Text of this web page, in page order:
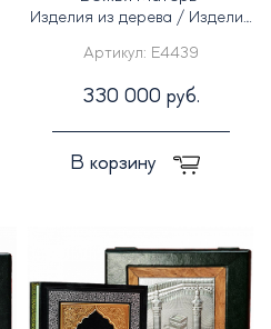
Изделия из дерева / Изделия
Артикул: E4439
330 000 руб.
В корзину